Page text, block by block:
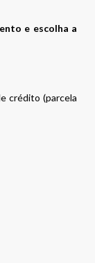
e escolha a
crédito (parcela